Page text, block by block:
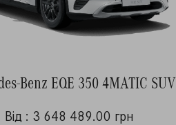
Benz EQE 350 4MATIC SUV
Від : 3 648 489.00 грн